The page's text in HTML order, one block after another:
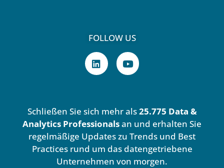
FOLLOW US
L
i
n
i
n
Y
o
u
e
Schließen Sie sich mehr als25.775 Data &
Analytics Professionalsan und erhalten Sie
regelmäßige Updates zu Trends und Best
Practices rund um das datengetriebene
Unternehmen von morgen.